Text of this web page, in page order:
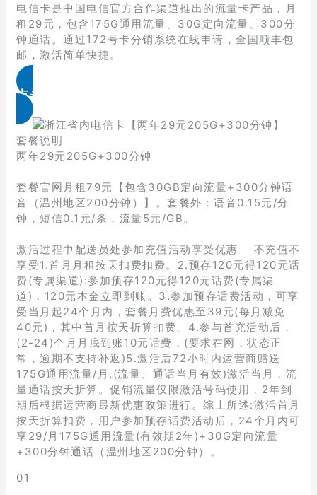
电信卡是中国电信官方合作渠道推出的流量卡产品，月
租29元，包含175G通用流量、30G定向流量、300分
钟通话。通过172号卡分销系统在线申请，全国顺丰包
邮，激活简单快捷。
点击免费领取
套餐说明
两年29元205G+300分钟
套餐官网月租79元【包含30GB定向流量+300分钟语
音（温州地区200分钟）】。套餐外：语音0.15元/分
钟，短信0.1元/条，流量5元/GB。
激活过程中配送员处参加充值活动享受优惠 不充值不
享受1.首月月租按天扣费扣费。2.预存120元得120元话
费(专属渠道):参加预存120元得120元话费(专属渠
道)，120元本金立即到账。3.参加预存话费活动，可享
受当月起24个月内，套餐月费优惠至39元(每月减免
40元)，其中首月按天折算扣费。4.参与首充活动后，
(2-24)个月月底到账10元话费，(要求在网，状态正
常，逾期不支持补返)5.激活后72小时内运营商赠送
175G通用流量/月,(流量、通话当月有效)激活当月，流
量通话按天折算。促销流量仅限激活号码使用，2年到
期后根据运营商最新优惠政策进行。综上所述:激活首月
按天折算扣费，用户参加预存话费活动后，24个月内可
享29/月175G通用流量(有效期2年)+30G定向流量
+300分钟通话（温州地区200分钟）。
01